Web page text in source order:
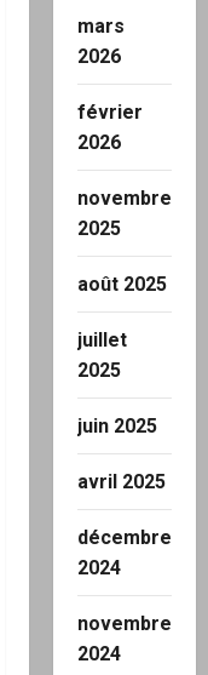
mars
2026
février
2026
novembre
2025
août 2025
juillet
2025
juin 2025
avril 2025
décembre
2024
novembre
2024